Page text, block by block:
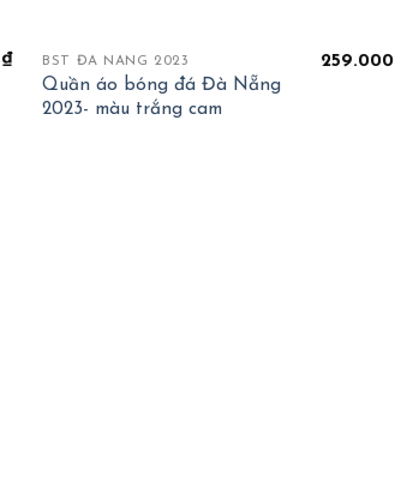
₫ BST ĐÀ NẴNG 2023
Quần áo bóng đá Đà Nẵng
2023- màu trắng cam
259.000